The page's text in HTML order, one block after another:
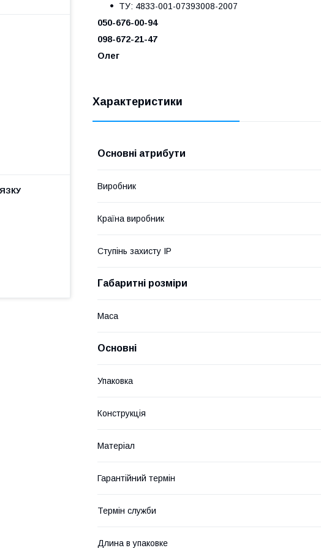
ТУ: 4833-001-07393008-2007
050-676-00-94
098-672-21-47
Олег
Характеристики
Основні атрибути
Виробник
Країна виробник
Ступінь захисту IP
Габаритні розміри
Маса
Основні
Упаковка
Конструкція
Матеріал
Гарантійний термін
Термін служби
Длина в упаковке